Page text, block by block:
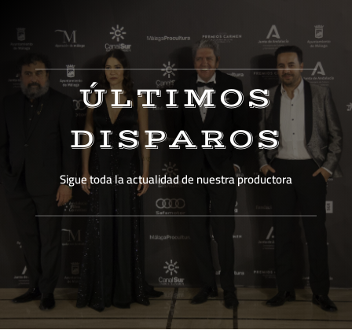
ÚLTIMOS
DISPAROS
Sigue toda la actualidad de nuestra productora